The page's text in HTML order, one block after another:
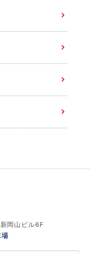
岡山ビル6F
場